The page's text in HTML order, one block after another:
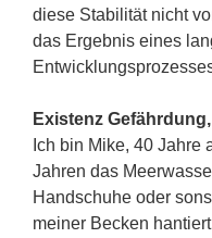
diese Stabilität nicht
das Ergebnis eines
Existenz
Ich bin Mike, 40 Jahre
Jahren das
Handschuhe oder
meiner Becken